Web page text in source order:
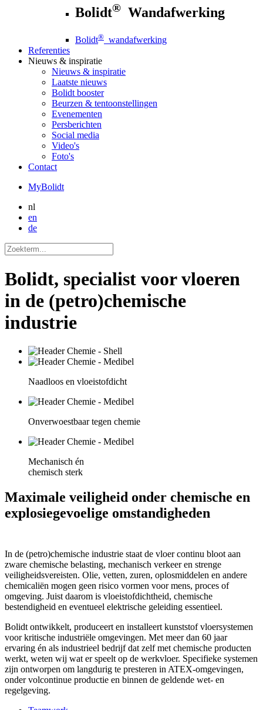
Bolidt® Wandafwerking
Bolidt® wandafwerking
Referenties
Nieuws & inspiratie
Nieuws & inspiratie
Laatste nieuws
Bolidt booster
Beurzen & tentoonstellingen
Evenementen
Persberichten
Social media
Video's
Foto's
Contact
MyBolidt
nl
en
de
Bolidt, specialist voor vloeren
in de (petro)chemische
industrie
Naadloos en vloeistofdicht
Onverwoestbaar tegen chemie
Mechanisch én
chemisch sterk
Maximale veiligheid onder chemische en
explosiegevoelige omstandigheden
In de (petro)chemische industrie staat de vloer continu bloot aan
zware chemische belasting, mechanisch verkeer en strenge
veiligheidsvereisten. Olie, vetten, zuren, oplosmiddelen en andere
chemicaliën mogen geen risico vormen voor mens, proces of
omgeving. Juist daarom is vloeistofdichtheid, chemische
bestendigheid en eventueel elektrische geleiding essentieel.
Bolidt ontwikkelt, produceert en installeert kunststof vloersystemen
voor kritische industriële omgevingen. Met meer dan 60 jaar
ervaring én als industrieel bedrijf dat zelf met chemische producten
werkt, weten wij wat er speelt op de werkvloer. Specifieke systemen
zijn ontworpen om langdurig te presteren in ATEX-omgevingen,
onder volcontinue productie en binnen de geldende wet- en
regelgeving.